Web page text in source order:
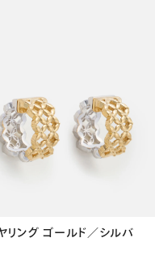
リング ゴールド／シルバ